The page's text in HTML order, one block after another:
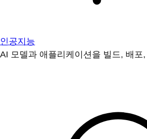
인공지능
AI 모델과 애플리케이션을 빌드, 배포